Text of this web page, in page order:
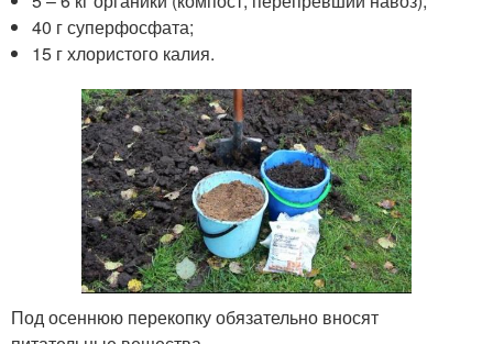
40 г суперфосфата;
15 г хлористого калия.
Под осеннюю перекопку обязательно вносят